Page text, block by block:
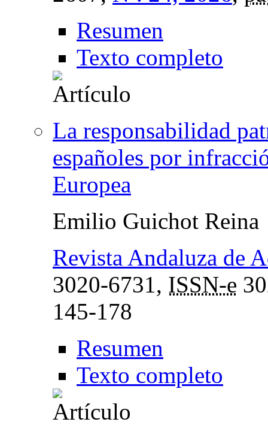
Resumen
Texto completo
La responsabilidad
españoles por
Europea
Emilio Guichot Reina
Revista Andaluza de
3020-6731, ISSN-e
145-178
Resumen
Texto completo